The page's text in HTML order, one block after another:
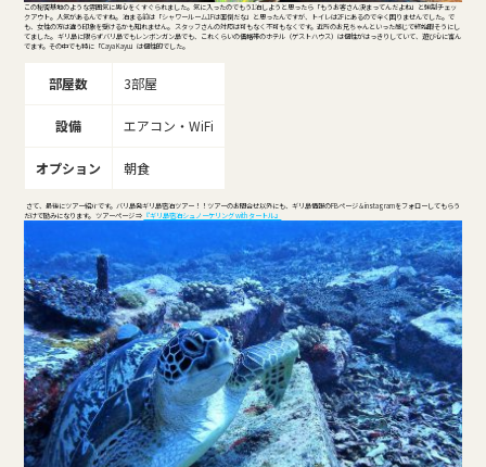
この秘密基地のような雰囲気に男心をくすぐられました。気に入ったのでもう1泊しようと思ったら「もうお客さん決まってんだよね」と強制チェッ
クアウト。人気があるんですね。 泊まる前は「シャワールーム1Fは面倒だな」と思ったんですが、トイレは2Fにあるので全く困りませんでした。で
も、女性の方は違う印象を受けるかも知れません。 スタッフさんの対応は可もなく不可もなくです。近所のお兄ちゃんといった感じで終始暇そうにし
てました。 ギリ島に限らずバリ島でもレンボンガン島でも、これくらいの価格帯のホテル（ゲストハウス）は個性がはっきりしていて、遊び心に富ん
でます。その中でも特に「Caya Kayu」は個性的でした。
部屋数 3部屋
設備 エアコン・WiFi
オプション 朝食
さて、最後にツアー紹介です。バリ島発ギリ島宿泊ツアー！！ツアーのお問合せ以外にも、ギリ島情報のFBページ & instagramをフォローしてもらう
だけで励みになります。 ツアーページ ⇒ 『ギリ島宿泊シュノーケリング with タートル』